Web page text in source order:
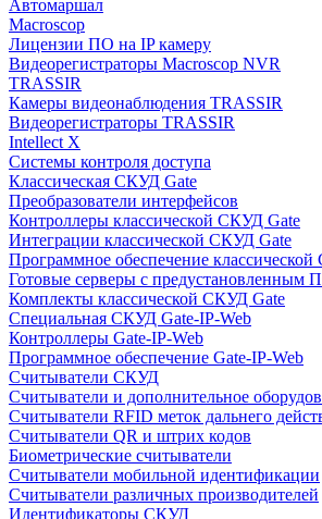
Автомаршал
Macroscop
Лицензии ПО на IP камеру
Видеорегистраторы Macroscop NVR
TRASSIR
Камеры видеонаблюдения TRASSIR
Видеорегистраторы TRASSIR
Intellect X
Системы контроля доступа
Классическая СКУД Gate
Преобразователи интерфейсов
Контроллеры классической СКУД Gate
Интеграции классической СКУД Gate
Программное обеспечение
Готовые серверы с предустановленным
Комплекты классической СКУД Gate
Специальная СКУД Gate-IP-Web
Контроллеры Gate-IP-Web
Программное обеспечение Gate-IP-Web
Считыватели СКУД
Считыватели и дополнительное
Считыватели RFID меток дальнего
Считыватели QR и штрих кодов
Биометрические считыватели
Считыватели мобильной идентификации
Считыватели различных производителей
Идентификаторы СКУД